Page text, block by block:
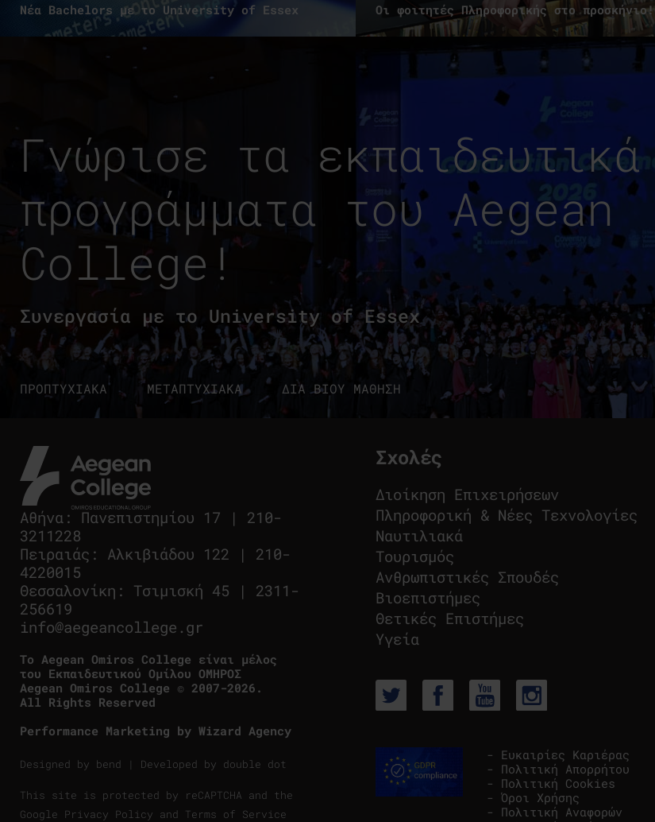
Νέα Bachelors με το University of Essex Οι φοιτητές Πληροφορικής στο προσκήνιο!
Γνώρισε τα εκπαιδευτικά
προγράμματα του Aegean
College!
Συνεργασία με το University of Essex
ΠΡΟΠΤΥΧΙΑΚΑ ΜΕΤΑΠΤΥΧΙΑΚΑ ΔΙΑ ΒΙΟΥ ΜΑΘΗΣΗ
Αθήνα : Πανεπιστημίου 17 | 210-
3211228
Πειραιάς : Αλκιβιάδου 122 | 210-
4220015
Θεσσαλονίκη : Τσιμισκή 45 | 2311-
256619
info@aegeancollege.gr
Tο Aegean Omiros College είναι μέλος
του Εκπαιδευτικού Ομίλου ΟΜΗΡΟΣ
Aegean Omiros College © 2007-2026.
All Rights Reserved
Performance Marketing by Wizard Agency
Designed by bend | Developed by double dot
This site is protected by reCAPTCHA and the
Google Privacy Policy and Terms of Service
Σχολές
Διοίκηση Επιχειρήσεων
Πληροφορική & Νέες Τεχνολογίες
Ναυτιλιακά
Τουρισμός
Ανθρωπιστικές Σπουδές
Βιοεπιστήμες
Θετικές Επιστήμες
Υγεία
- Ευκαιρίες Καριέρας
- Πολιτική Απορρήτου
- Πολιτική Cookies
- Όροι Χρήσης
- Πολιτική Αναφορών